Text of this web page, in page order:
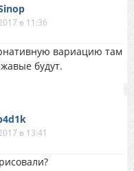
в 11:36
вариацию там
будут.
в 13:41